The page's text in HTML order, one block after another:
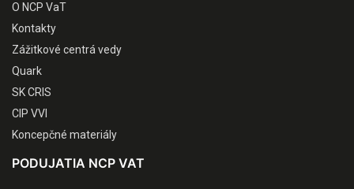
O NCP VaT
Kontakty
Zážitkové centrá vedy
Quark
SK CRIS
CIP VVI
Koncepčné materiály
PODUJATIA NCP VAT